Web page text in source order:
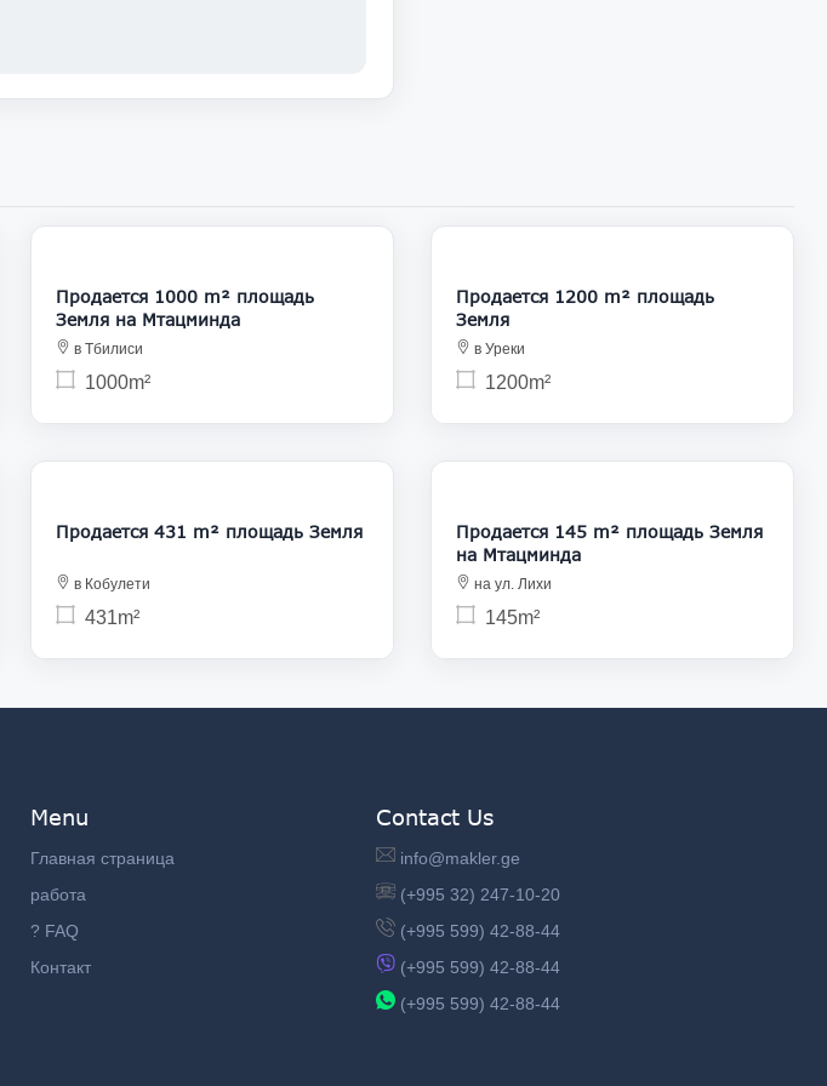
125 000
Продается 1000 m² площадь
Земля на Мтацминда
в Тбилиси
1000m²
130 000
Продается 1200 m² площадь
Земля
в Уреки
1200m²
125 000
Продается 431 m² площадь Земля
в Кобулети
431m²
135 000
Продается 145 m² площадь Земля
на Мтацминда
на ул. Лихи
145m²
Menu
Главная страница
работа
? FAQ
Контакт
Contact Us
info@makler.ge
(+995 32) 247-10-20
(+995 599) 42-88-44
(+995 599) 42-88-44
(+995 599) 42-88-44